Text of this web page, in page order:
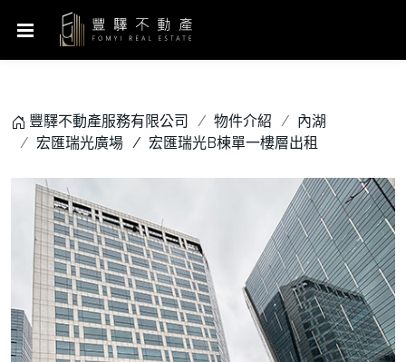
豐驛不動產服務有限公司 物件介紹
內湖
宏匯瑞光廣場
宏匯瑞光B棟單一樓層出租